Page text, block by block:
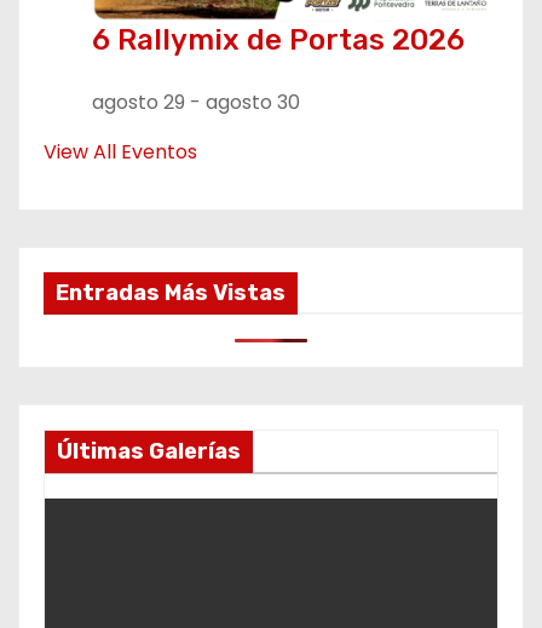
6 Rallymix de Portas 2026
agosto 29 - agosto 30
View All Eventos
Entradas Más Vistas
Últimas Galerías